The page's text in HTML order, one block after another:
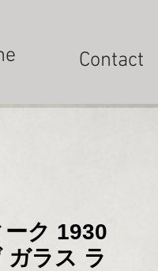
Contact
ク 1930
ガラス ラ